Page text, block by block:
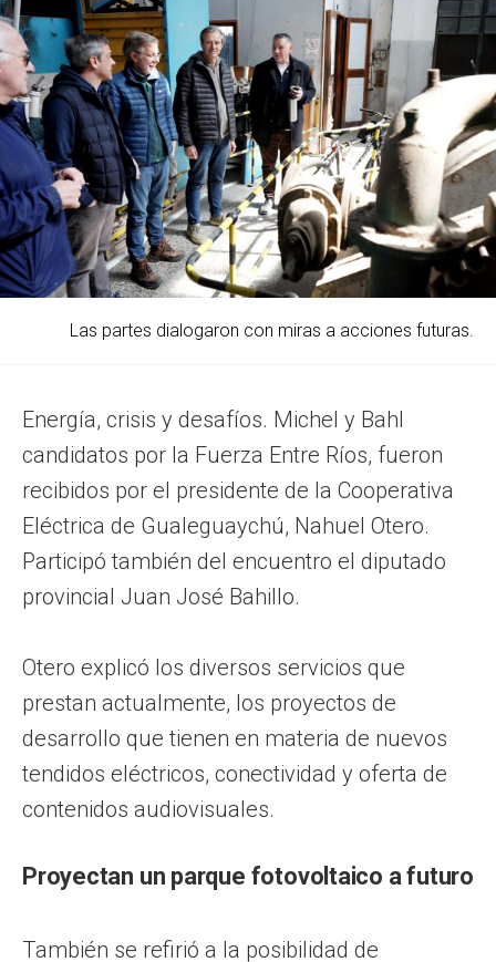
Las partes dialogaron con miras a acciones futuras.
Energía, crisis y desafíos. Michel y Bahl
candidatos por la Fuerza Entre Ríos, fueron
recibidos por el presidente de la Cooperativa
Eléctrica de Gualeguaychú, Nahuel Otero.
Participó también del encuentro el diputado
provincial Juan José Bahillo.
Otero explicó los diversos servicios que
prestan actualmente, los proyectos de
desarrollo que tienen en materia de nuevos
tendidos eléctricos, conectividad y oferta de
contenidos audiovisuales.
Proyectan un parque fotovoltaico a futuro
También se refirió a la posibilidad de